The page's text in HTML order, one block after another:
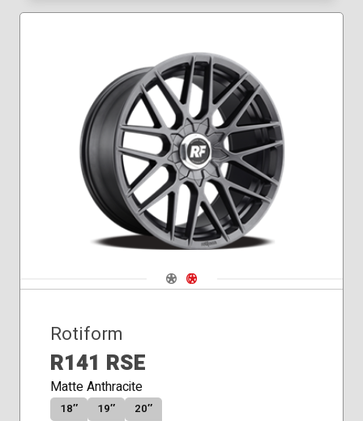
Navigate 1
Navigate 2
Rotiform
R141 RSE
Matte Anthracite
18″ 19″ 20″